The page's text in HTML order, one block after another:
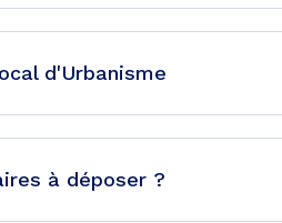
d'Urbanisme
à déposer ?